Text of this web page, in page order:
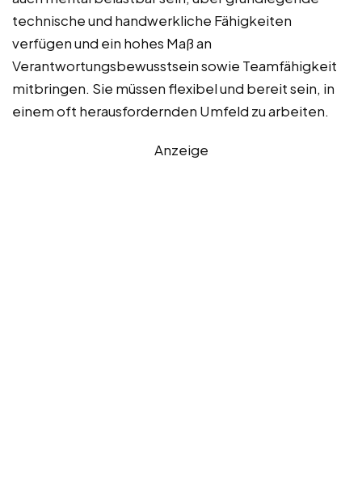
technische und handwerkliche Fähigkeiten
verfügen und ein hohes Maß an
Verantwortungsbewusstsein sowie Teamfähigkeit
mitbringen. Sie müssen flexibel und bereit sein, in
einem oft herausfordernden Umfeld zu arbeiten.
Anzeige